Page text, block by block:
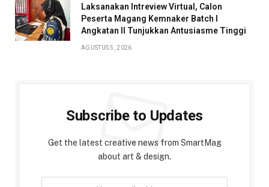
Laksanakan Intreview Virtual, Calon
Peserta Magang Kemnaker Batch I
Angkatan II Tunjukkan Antusiasme Tinggi
AGUSTUS 5, 2026
Subscribe to Updates
Get the latest creative news from SmartMag
about art & design.